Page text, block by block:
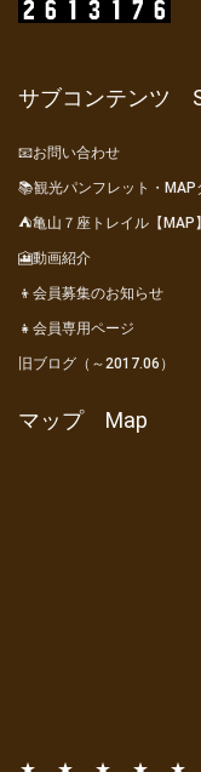
サブコンテンツ
📧お問い合わせ
📚観光パンフレット・MAP
⛺亀山７座トレイル【MAP】
🎦動画紹介
👦会員募集のお知らせ
👧会員専用ページ
旧ブログ（～2017.06）
マップ Map